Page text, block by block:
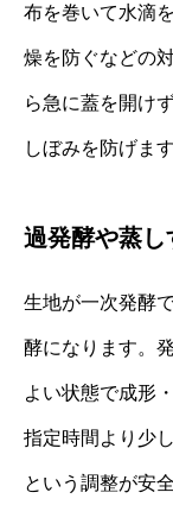
布を巻いて水滴
燥を防ぐなどの
ら急に蓋を開け
しぼみを防げます
過発酵や蒸
生地が一次発酵
酵になります。
よい状態で成形
指定時間より少
という調整が安